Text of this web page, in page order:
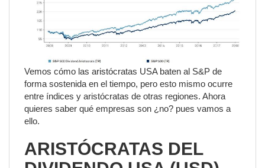
Vemos cómo las aristócratas USA baten al S&P de
forma sostenida en el tiempo, pero esto mismo ocurre
entre índices y aristócratas de otras regiones. Ahora
quieres saber qué empresas son ¿no? pues vamos a
ello.
ARISTÓCRATAS DEL